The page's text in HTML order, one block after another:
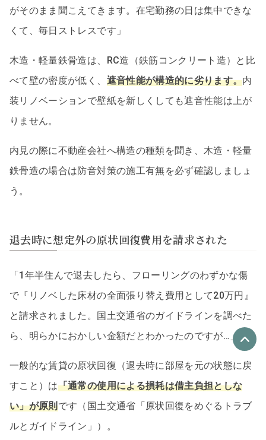
がそのまま聞こえてきます。在宅勤務の日は集中できな
くて、毎日ストレスです」
木造・軽量鉄骨造は、RC造（鉄筋コンクリート造）と比
べて壁の密度が低く、 遮音性能が構造的に劣ります。内
装リノベーションで壁紙を新しくしても遮音性能は上が
りません。
内見の際に不動産会社へ構造の種類を聞き、木造・軽量
鉄骨造の場合は防音対策の施工有無を必ず確認しましょ
う。
退去時に想定外の原状回復費用を請求された
「1年半住んで退去したら、フローリングのわずかな傷
で『リノベした床材の全面張り替え費用として20万円』
と請求されました。国土交通省のガイドラインを調べた
ら、明らかにおかしい金額だとわかったのですが…」
一般的な賃貸の原状回復（退去時に部屋を元の状態に戻
すこと）は「通常の使用による損耗は借主負担としな
い」が原則です（国土交通省「原状回復をめぐるトラブ
ルとガイドライン」）。
優良なリフォーム会社
最大4社
リフォーム会社紹介を申し込む